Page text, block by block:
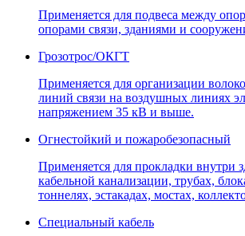
Применяется для подвеса между
опорами связи, зданиями и
Грозотрос/ОКГТ
Применяется для организации
линий связи на воздушных линиях
напряжением 35 кВ и выше.
Огнестойкий и пожаробезопасный
Применяется для прокладки внутри
кабельной канализации, трубах,
тоннелях, эстакадах, мостах,
Специальный кабель